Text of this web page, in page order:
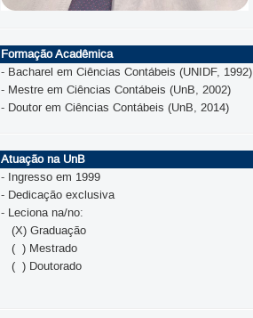
Formação Acadêmica
- Bacharel em Ciências Contábeis (UNIDF, 1992)
- Mestre em Ciências Contábeis (UnB, 2002)
- Doutor em Ciências Contábeis (UnB, 2014)
Atuação na UnB
- Ingresso em 1999
- Dedicação exclusiva
- Leciona na/no:
(X) Graduação
( ) Mestrado
( ) Doutorado